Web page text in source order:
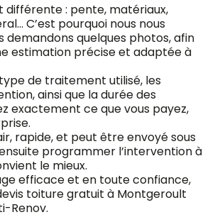
différente : pente, matériaux,
C’est pourquoi nous nous
demandons quelques photos, afin
estimation précise et adaptée à
de traitement utilisé, les
ainsi que la durée des
exactement ce que vous payez,
rapide, et peut être envoyé sous
programmer l’intervention à
le mieux.
efficace et en toute confiance,
toiture gratuit à Montgeroult
Renov.